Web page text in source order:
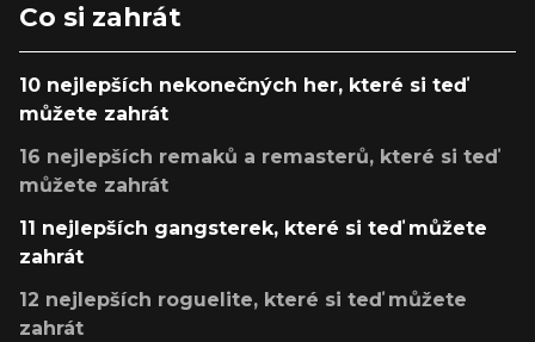
Co si zahrát
10 nejlepších nekonečných her, které si teď
můžete zahrát
16 nejlepších remaků a remasterů, které si teď
můžete zahrát
11 nejlepších gangsterek, které si teď můžete
zahrát
12 nejlepších roguelite, které si teď můžete
zahrát